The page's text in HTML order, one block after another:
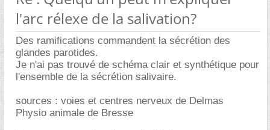
l'arc rélexe de la salivation?
Des ramifications commandent la sécrétion des
glandes parotides.
Je n'ai pas trouvé de schéma clair et synthétique pour
l'ensemble de la sécrétion salivaire.
sources : voies et centres nerveux de Delmas
Physio animale de Bresse